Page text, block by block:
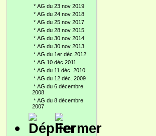
* AG du 23 nov 2019
* AG du 24 nov 2018
* AG du 25 nov 2017
* AG du 28 nov 2015
* AG du 30 nov 2014
* AG du 30 nov 2013
* AG du 1er déc 2012
* AG 10 déc 2011
* AG du 11 déc. 2010
* AG du 12 déc. 2009
* AG du 6 décembre
2008
* AG du 8 décembre
2007